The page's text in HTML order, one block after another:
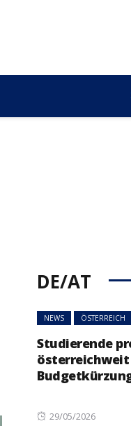
DE/AT
NEWS ÖSTERREICH
Studierende
Posted
29/05/2026